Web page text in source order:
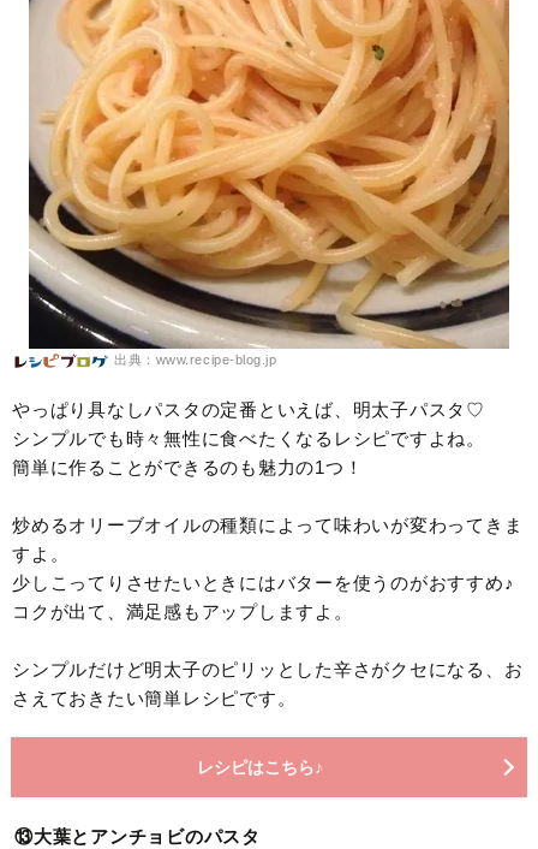
出典：www.recipe-blog.jp
やっぱり具なしパスタの定番といえば、明太子パスタ♡
シンプルでも時々無性に食べたくなるレシピですよね。
簡単に作ることができるのも魅力の1つ！
炒めるオリーブオイルの種類によって味わいが変わってきま
すよ。
少しこってりさせたいときにはバターを使うのがおすすめ♪
コクが出て、満足感もアップしますよ。
シンプルだけど明太子のピリッとした辛さがクセになる、お
さえておきたい簡単レシピです。
レシピはこちら♪
⑬大葉とアンチョビのパスタ